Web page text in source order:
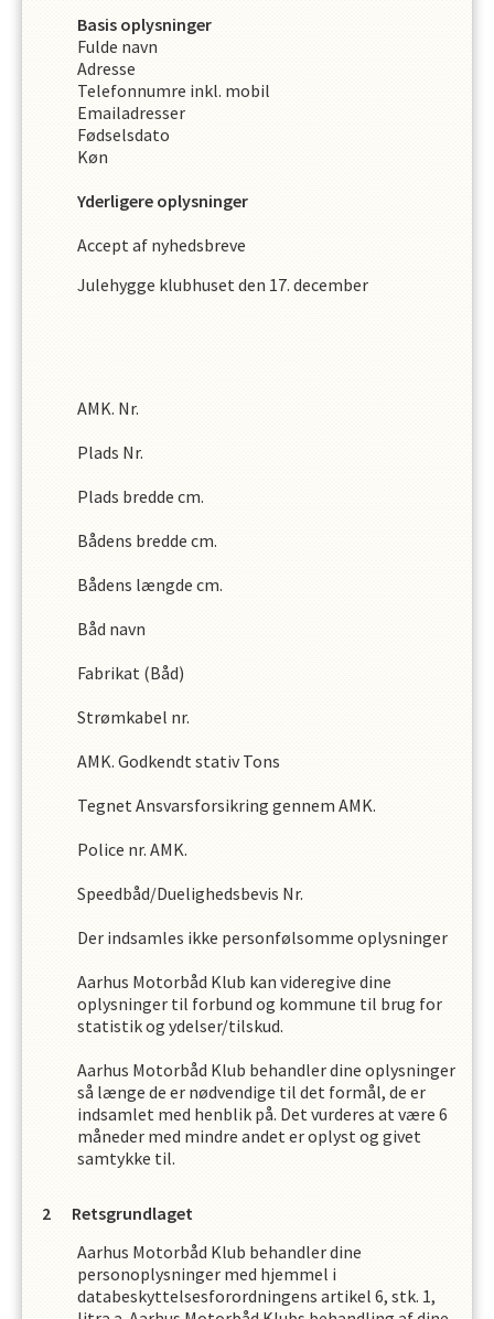
Basis oplysninger
Fulde navn
Adresse
Telefonnumre inkl. mobil
Emailadresser
Fødselsdato
Køn
Yderligere oplysninger
Accept af nyhedsbreve
Julehygge klubhuset den 17. december
AMK. Nr.
Plads Nr.
Plads bredde cm.
Bådens bredde cm.
Bådens længde cm.
Båd navn
Fabrikat (Båd)
Strømkabel nr.
AMK. Godkendt stativ Tons
Tegnet Ansvarsforsikring gennem AMK.
Police nr. AMK.
Speedbåd/Duelighedsbevis Nr.
Der indsamles ikke personfølsomme oplysninger
Aarhus Motorbåd Klub kan videregive dine
oplysninger til forbund og kommune til brug for
statistik og ydelser/tilskud.
Aarhus Motorbåd Klub behandler dine oplysninger
så længe de er nødvendige til det formål, de er
indsamlet med henblik på. Det vurderes at være 6
måneder med mindre andet er oplyst og givet
samtykke til.
Retsgrundlaget
Aarhus Motorbåd Klub behandler dine
personoplysninger med hjemmel i
databeskyttelsesforordningens artikel 6, stk. 1,